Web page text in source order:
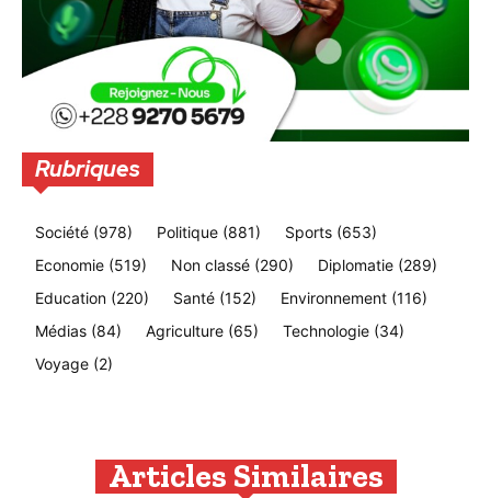
Rubriques
Société (978) Politique (881) Sports (653)
Economie (519) Non classé (290) Diplomatie (289)
Education (220) Santé (152) Environnement (116)
Médias (84) Agriculture (65) Technologie (34)
Voyage (2)
Articles Similaires